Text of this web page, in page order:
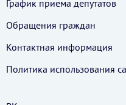
График приема депутатов
Обращения граждан
Контактная информация
Политика использования